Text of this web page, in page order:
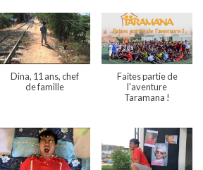
Dina, 11 ans, chef
de famille
Faites partie de
l'aventure
Taramana !